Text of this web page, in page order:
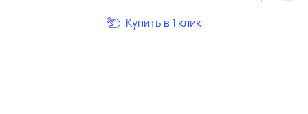
Купить в 1 клик